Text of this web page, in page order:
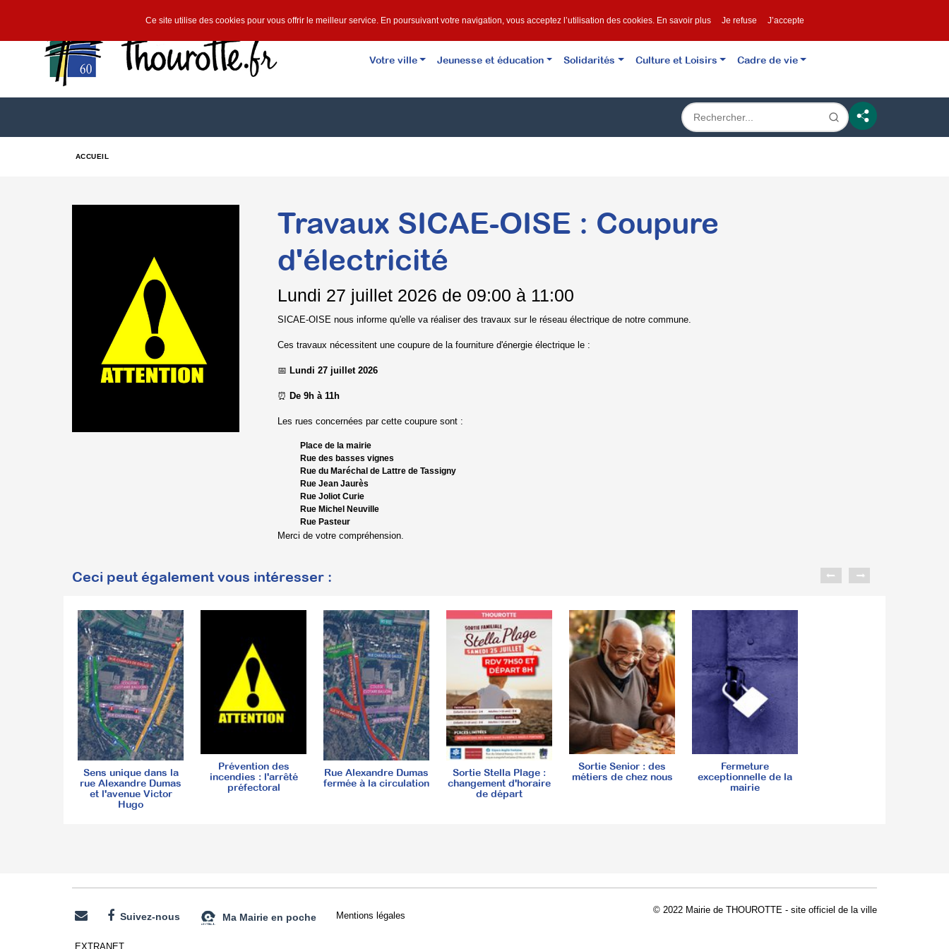
Votre ville Jeunesse et éducation Solidarités Culture et Loisirs Cadre de vie
ACCUEIL
Travaux SICAE-OISE : Coupure
d'électricité
Lundi 27 juillet 2026 de 09:00 à 11:00
SICAE-OISE nous informe qu'elle va réaliser des travaux sur le réseau électrique de notre commune.
Ces travaux nécessitent une coupure de la fourniture d'énergie électrique le :
📅 Lundi 27 juillet 2026
⏰ De 9h à 11h
Les rues concernées par cette coupure sont :
Place de la mairie
Rue des basses vignes
Rue du Maréchal de Lattre de Tassigny
Rue Jean Jaurès
Rue Joliot Curie
Rue Michel Neuville
Rue Pasteur
Merci de votre compréhension.
Ceci peut également vous intéresser :
Sens unique dans la
rue Alexandre Dumas
et l'avenue Victor
Hugo
Prévention des
incendies : l'arrêté
préfectoral
Rue Alexandre Dumas
fermée à la circulation
Sortie Stella Plage :
changement d'horaire
de départ
Sortie Senior : des
métiers de chez nous
Fermeture
exceptionnelle de la
mairie
Suivez-nous Ma Mairie en poche Mentions légales
EXTRANET
© 2022 Mairie de THOUROTTE - site officiel de la ville
Ce site utilise des cookies pour vous offrir le meilleur service. En poursuivant votre navigation, vous acceptez l’utilisation des cookies. En savoir plus Je refuse J’accepte